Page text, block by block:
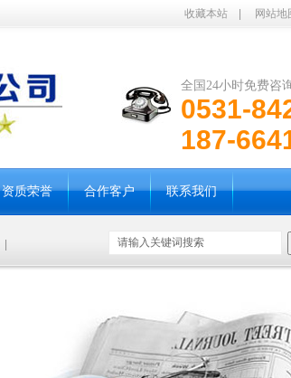
收藏本站 网站地
全国24小时免费咨
0531-
187-
资质荣誉 合作客户 联系我们